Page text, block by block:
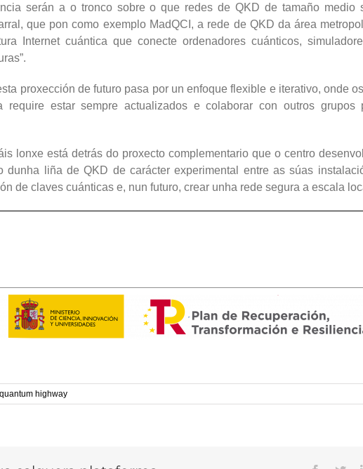
serán a o tronco sobre o que redes de QKD de tamaño medio
que pon como exemplo MadQCI, a rede de QKD da área
Internet cuántica que conecte ordenadores cuánticos,
proxección de futuro pasa por un enfoque flexible e iterativo, onde
require estar sempre actualizados e colaborar con outros grupos
lonxe está detrás do proxecto complementario que o centro
dunha liña de QKD de carácter experimental entre as súas
de claves cuánticas e, nun futuro, crear unha rede segura a escala
quantum highway